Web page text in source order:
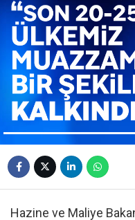
Hazine ve Maliye